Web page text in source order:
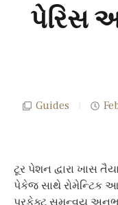
પેરિસ
Guides
ટૂર પેશન દ્વારા ખાસ
પેકેજ સાથે રોમેન્ટિક